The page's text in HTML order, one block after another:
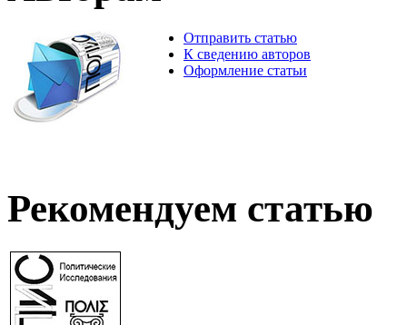
Отправить статью
К сведению авторов
Оформление статьи
Рекомендуем статью